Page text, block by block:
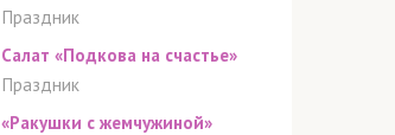
Праздник
Салат «Подкова на счастье»
Праздник
«Ракушки с жемчужиной»